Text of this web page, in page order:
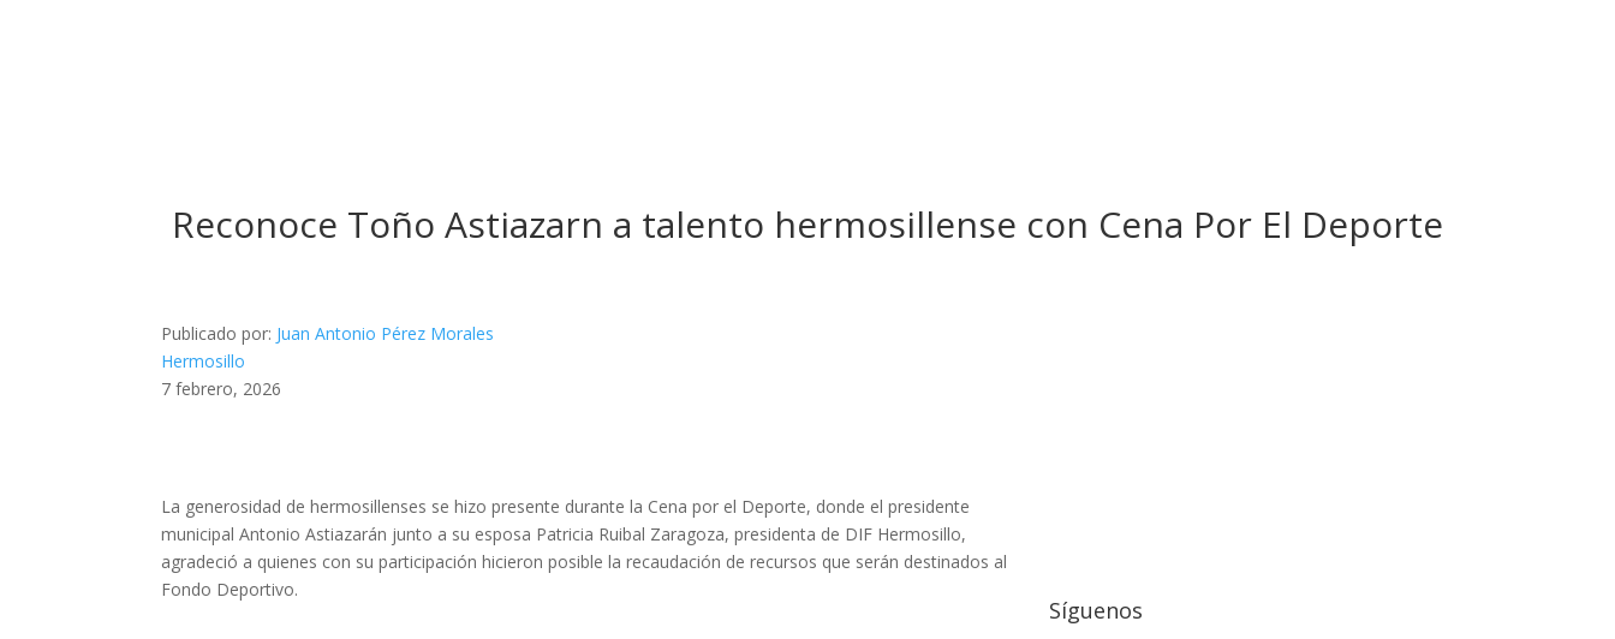
Reconoce Toño Astiazarn a talento hermosillense con Cena Por El Deporte
Publicado por: Juan Antonio Pérez Morales
Hermosillo
7 febrero, 2026
La generosidad de hermosillenses se hizo presente durante la Cena por el Deporte, donde el presidente
municipal Antonio Astiazarán junto a su esposa Patricia Ruibal Zaragoza, presidenta de DIF Hermosillo,
agradeció a quienes con su participación hicieron posible la recaudación de recursos que serán destinados al
Fondo Deportivo.
Síguenos